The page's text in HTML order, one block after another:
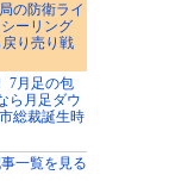
の防衛ライ
ーリング
り売り戦
7月足の包
ら月足ダウ
総裁誕生時
一覧を見る